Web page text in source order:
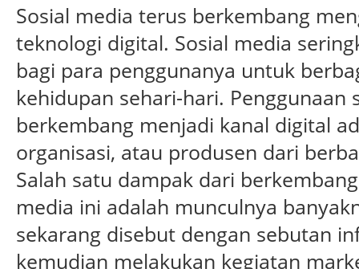
Sosial media terus berkembang
teknologi digital. Sosial media
bagi para penggunanya untuk
kehidupan sehari-hari. Penggunaan
berkembang menjadi kanal digital
organisasi, atau produsen dari
Salah satu dampak dari
media ini adalah munculnya
sekarang disebut dengan sebutan
kemudian melakukan kegiatan